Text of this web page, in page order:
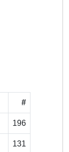
#
196
131